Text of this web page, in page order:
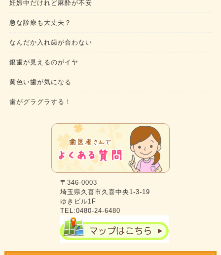
妊娠中だけれど麻酔が不安
急な診療も大丈夫？
なんだか入れ歯が合わない
銀歯が見えるのがイヤ
黄色い歯が気になる
歯がグラグラする！
〒346-0003
埼玉県久喜市久喜中央1-3-19
ゆきビル1F
TEL:0480-24-6480